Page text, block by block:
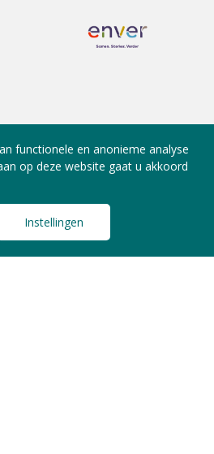
functionele en anonieme analyse
op deze website gaat u akkoord
Instellingen